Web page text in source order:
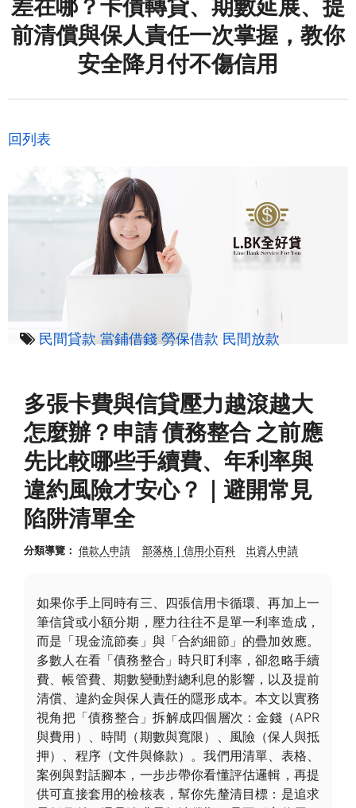
差在哪？卡債轉貸、期數延展、提
前清償與保人責任一次掌握，教你
安全降月付不傷信用
回列表
民間貸款 當鋪借錢 勞保借款 民間放款
多張卡費與信貸壓力越滾越大
怎麼辦？申請 債務整合 之前應
先比較哪些手續費、年利率與
違約風險才安心？｜避開常見
陷阱清單全
分類導覽： 借款人申請 部落格｜信用小百科 出資人申請
如果你手上同時有三、四張信用卡循環、再加上一
筆信貸或小額分期，壓力往往不是單一利率造成，
而是「現金流節奏」與「合約細節」的疊加效應。
多數人在看「債務整合」時只盯利率，卻忽略手續
費、帳管費、期數變動對總利息的影響，以及提前
清償、違約金與保人責任的隱形成本。本文以實務
視角把「債務整合」拆解成四個層次：金錢（APR
與費用）、時間（期數與寬限）、風險（保人與抵
押）、程序（文件與條款）。我們用清單、表格、
案例與對話腳本，一步步帶你看懂評估邏輯，再提
供可直接套用的檢核表，幫你先釐清目標：是追求